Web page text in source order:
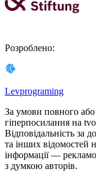
Розроблено:
Levprograming
За умови повного
гіперпосилання на
Відповідальність за
та інших відомостей
інформації —
з думкою авторiв.